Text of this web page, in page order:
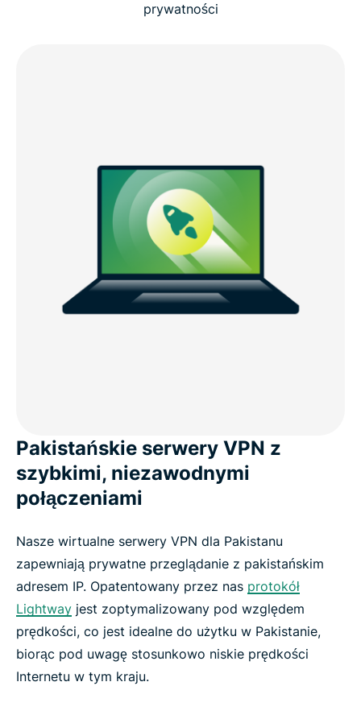
prywatności
Pakistańskie serwery VPN z
szybkimi, niezawodnymi
połączeniami
Nasze wirtualne serwery VPN dla Pakistanu
zapewniają prywatne przeglądanie z pakistańskim
adresem IP. Opatentowany przez nas protokół
Lightway jest zoptymalizowany pod względem
prędkości, co jest idealne do użytku w Pakistanie,
biorąc pod uwagę stosunkowo niskie prędkości
Internetu w tym kraju.